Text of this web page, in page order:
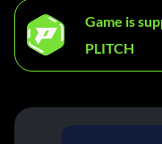
Game is
PLITCH